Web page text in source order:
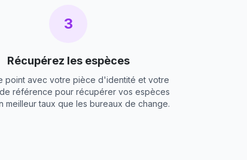
3
Récupérez les espèces
point avec votre pièce d'identité et votre
référence pour récupérer vos espèces
meilleur taux que les bureaux de change.